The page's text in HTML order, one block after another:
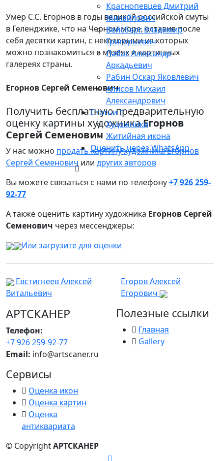
Краснопевцев Дмитрий
Михайлович
Вейсберг Владимир
Григорьевич
Лабас Александр
Аркадьевич
Рабин Оскар Яковлевич
Алисов Михаил
Александрович
Статьи
Художники
Житийная икона
Оценить через WhatsApp
Умер С.С. Егорнов в годы великой российской смуты
в Геленджике, что на Черном море, оставив после
себя десятки картин, с некоторыми из которых
можно познакомиться в музеях и картинных
галереях страны.
Егорнов Сергей Семенович
Получить бесплатную предварительную
оценку картины художникаЕгорнов
Сергей Семенович
У нас можно продать картину художника Егорнов
Сергей Семенович или других авторов
Вы можете связаться с нами по телефону+7 926 259-
92-77
А также оценить картину художника Егорнов Сергей
Семенович через мессенджеры:
Или загрузите для оценки
Евстигнеев Алексей
Витальевич
Егоров Алексей
Егорович
АРТСКАНЕР
Телефон:
+7 926 259-92-77
Email: info@artscaner.ru
Полезные ссылки
Главная
Gallery
Сервисы
Оценка икон
Оценка картин
Оценка
антиквариата
© CopyrightАРТСКАНЕР